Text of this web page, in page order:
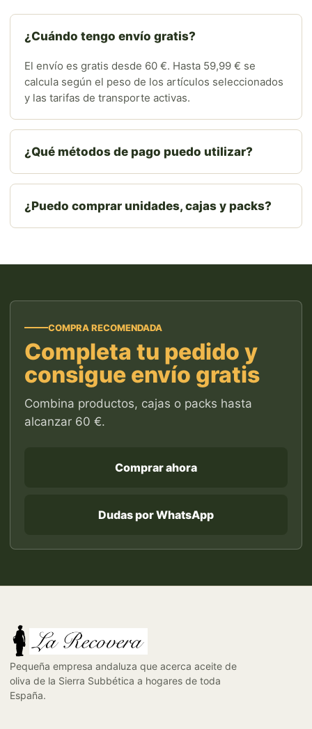
¿Cuándo tengo envío gratis?
El envío es gratis desde 60 €. Hasta 59,99 € se
calcula según el peso de los artículos seleccionados
y las tarifas de transporte activas.
¿Qué métodos de pago puedo utilizar?
¿Puedo comprar unidades, cajas y packs?
COMPRA RECOMENDADA
Completa tu pedido y
consigue envío gratis
Combina productos, cajas o packs hasta
alcanzar 60 €.
Comprar ahora
Dudas por WhatsApp
Pequeña empresa andaluza que acerca aceite de
oliva de la Sierra Subbética a hogares de toda
España.